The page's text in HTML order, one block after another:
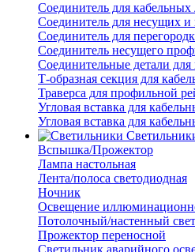
Соединитель для кабельных
Соединитель для несущих
Соединитель для
Соединитель несущего
Соединительные детали для
Т-образная секция для
Траверса для профильной
Угловая вставка для
Угловая вставка для
Вспышка/Прожектор
Лампа настольная
Лента/полоса светодиодная
Ночник
Освещение
Потолочный/настенный
Прожектор переносной
Светильник аварийного